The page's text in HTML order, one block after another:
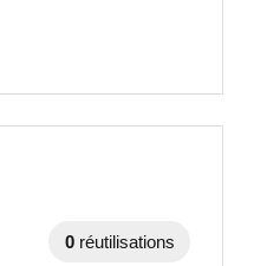
0 réutilisations